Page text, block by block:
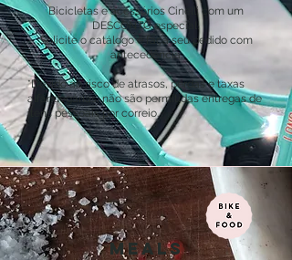
Bicicletas e acessórios Cinelli com um
DESCONTO especial!
Solicite o catálogo e faça seu pedido com
antecedência.
*Devido ao risco de atrasos, perdas e taxas
alfandegárias, não são permitidas entregas de
itens pessoais por correio.
MEALS